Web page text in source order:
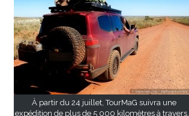
À partir du 24 juillet, TourMaG suivra une
expédition de plus de 5 000 kilomètres à travers...